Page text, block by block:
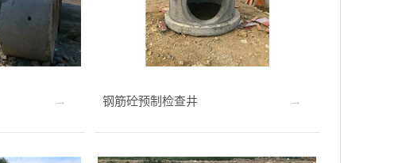
钢筋砼预制检查井